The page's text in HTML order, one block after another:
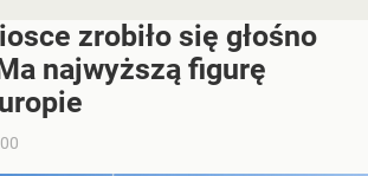
zrobiło się głośno
najwyższą figurę